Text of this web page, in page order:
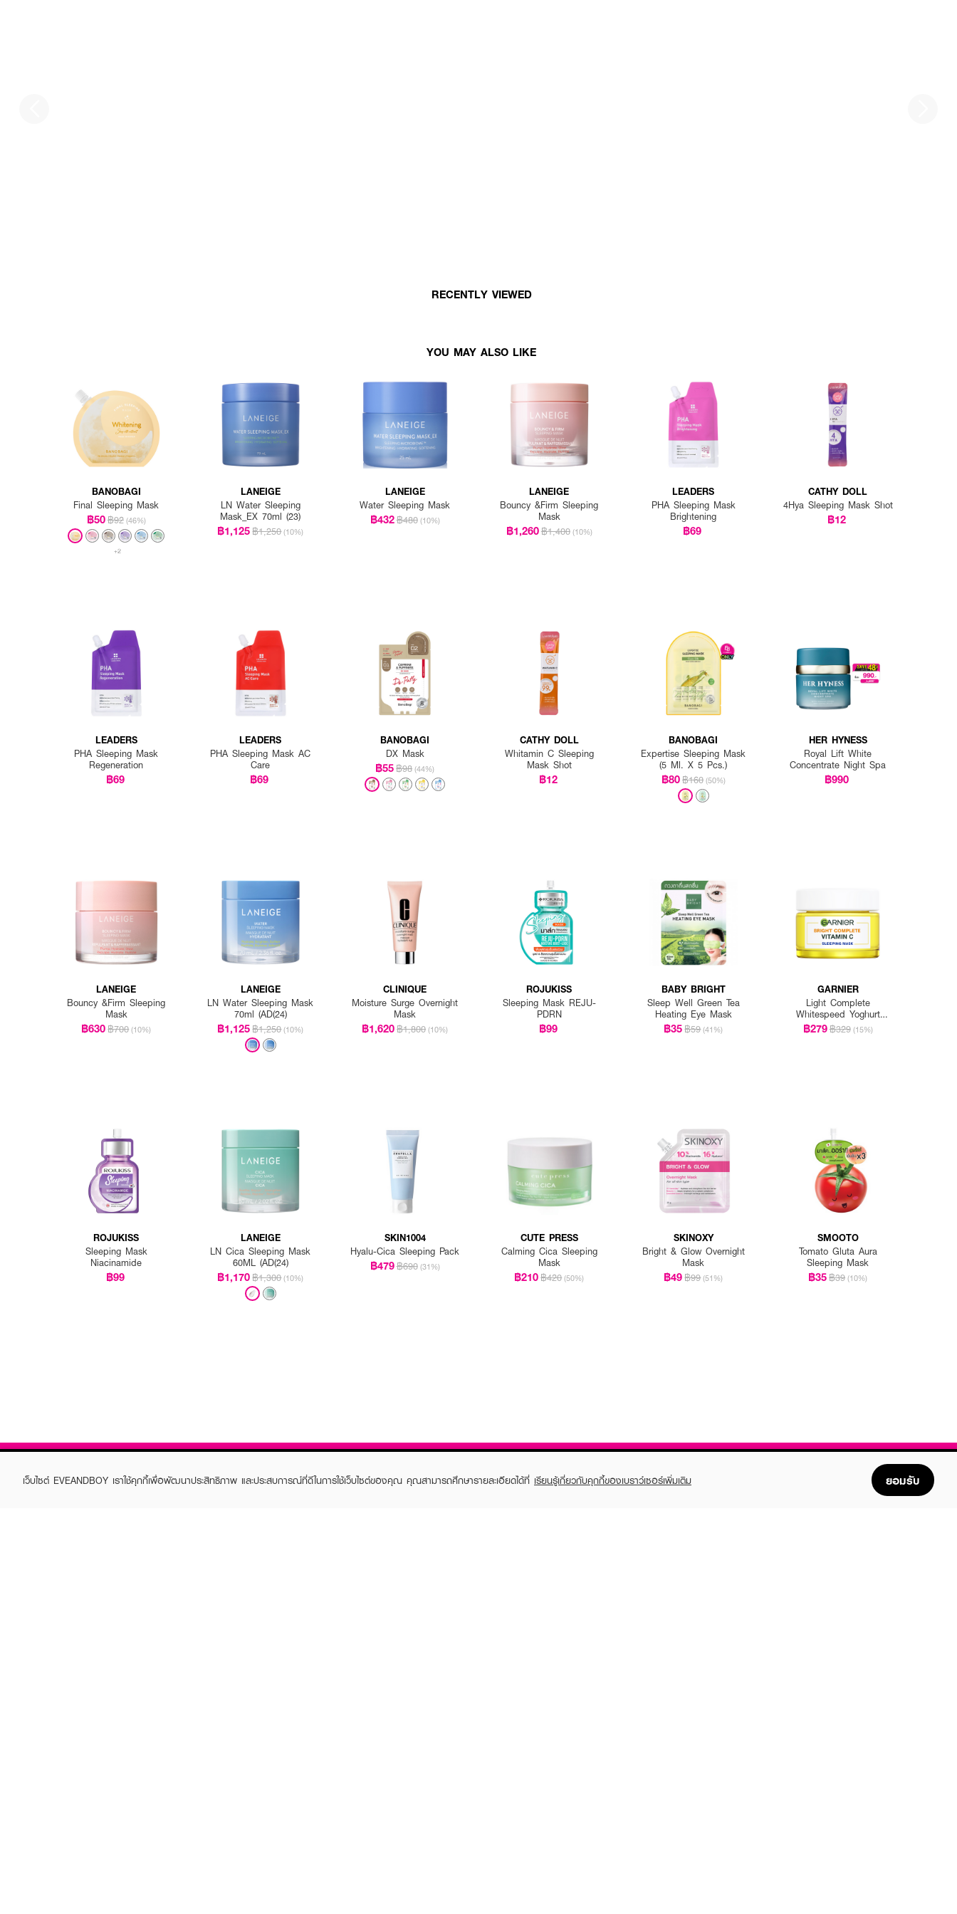
RECENTLY VIEWED
YOU MAY ALSO LIKE
BANOBAGI
Final Sleeping Mask
฿50฿92 (46%)
+2
LANEIGE
LN Water Sleeping
Mask_EX 70ml (23)
฿1,125฿1,250 (10%)
LANEIGE
Water Sleeping Mask
฿432฿480 (10%)
LANEIGE
Bouncy &Firm Sleeping
Mask
฿1,260฿1,400 (10%)
LEADERS
PHA Sleeping Mask
Brightening
฿69
CATHY DOLL
4Hya Sleeping Mask Shot
฿12
LEADERS
PHA Sleeping Mask
Regeneration
฿69
LEADERS
PHA Sleeping Mask AC
Care
฿69
BANOBAGI
DX Mask
฿55฿98 (44%)
CATHY DOLL
Whitamin C Sleeping
Mask Shot
฿12
BANOBAGI
Expertise Sleeping Mask
(5 Ml. X 5 Pcs.)
฿80฿160 (50%)
HER HYNESS
Royal Lift White
Concentrate Night Spa
฿990
LANEIGE
Bouncy &Firm Sleeping
Mask
฿630฿700 (10%)
LANEIGE
LN Water Sleeping Mask
70ml (AD(24)
฿1,125฿1,250 (10%)
CLINIQUE
Moisture Surge Overnight
Mask
฿1,620฿1,800 (10%)
ROJUKISS
Sleeping Mask REJU-
PDRN
฿99
BABY BRIGHT
Sleep Well Green Tea
Heating Eye Mask
฿35฿59 (41%)
GARNIER
Light Complete
Whitespeed Yoghurt
Sleeping Mask
฿279฿329 (15%)
ROJUKISS
Sleeping Mask
Niacinamide
฿99
LANEIGE
LN Cica Sleeping Mask
60ML (AD(24)
฿1,170฿1,300 (10%)
SKIN1004
Hyalu-Cica Sleeping Pack
฿479฿690 (31%)
CUTE PRESS
Calming Cica Sleeping
Mask
฿210฿420 (50%)
SKINOXY
Bright & Glow Overnight
Mask
฿49฿99 (51%)
SMOOTO
Tomato Gluta Aura
Sleeping Mask
฿35฿39 (10%)
เว็บไซต์ EVEANDBOY เราใช้คุกกี้เพื่อพัฒนาประสิทธิภาพ และประสบการณ์ที่ดีในการใช้เว็บไซต์ของคุณ คุณสามารถศึกษารายละเอียดได้ที่ เรียนรู้เกี่ยวกับคุกกี้ของเบราว์เซอร์เพิ่มเติม ยอมรับ